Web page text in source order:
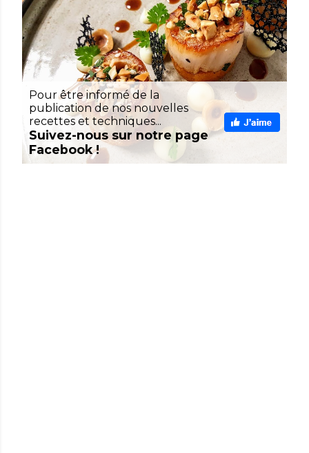
Pour être informé de la
publication de nos nouvelles
recettes et techniques...
Suivez-nous sur notre page
Facebook !